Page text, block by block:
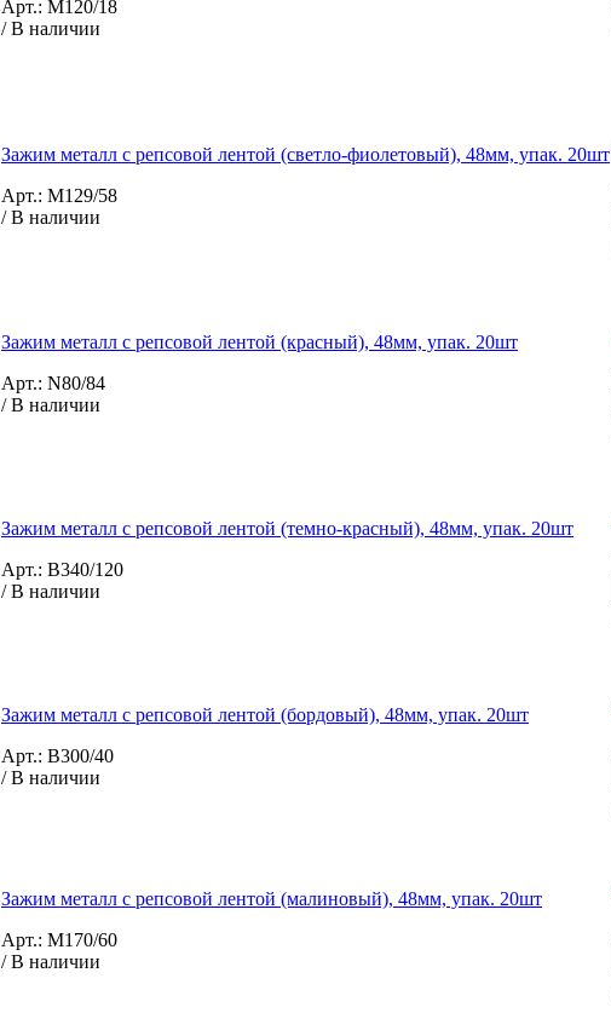
Арт.: M120/18
/ В наличии
Зажим металл с репсовой лентой (светло-фиолетовый), 48мм, упак. 20шт
Арт.: M129/58
/ В наличии
Зажим металл с репсовой лентой (красный), 48мм, упак. 20шт
Арт.: N80/84
/ В наличии
Зажим металл с репсовой лентой (темно-красный), 48мм, упак. 20шт
Арт.: B340/120
/ В наличии
Зажим металл с репсовой лентой (бордовый), 48мм, упак. 20шт
Арт.: B300/40
/ В наличии
Зажим металл с репсовой лентой (малиновый), 48мм, упак. 20шт
Арт.: M170/60
/ В наличии